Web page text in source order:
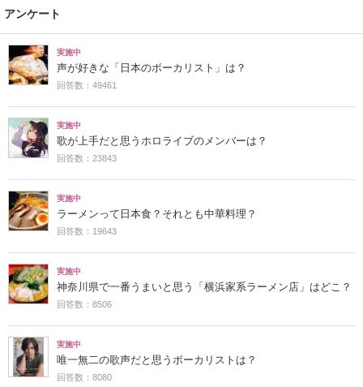
アンケート
実施中
声が好きな「日本のボーカリスト」は？
回答数：49461
実施中
歌が上手だと思うホロライブのメンバーは？
回答数：23843
実施中
ラーメンって日本食？それとも中華料理？
回答数：19643
実施中
神奈川県で一番うまいと思う「横浜家系ラーメン店」はどこ？
回答数：8506
実施中
唯一無二の歌声だと思うボーカリストは？
回答数：8080